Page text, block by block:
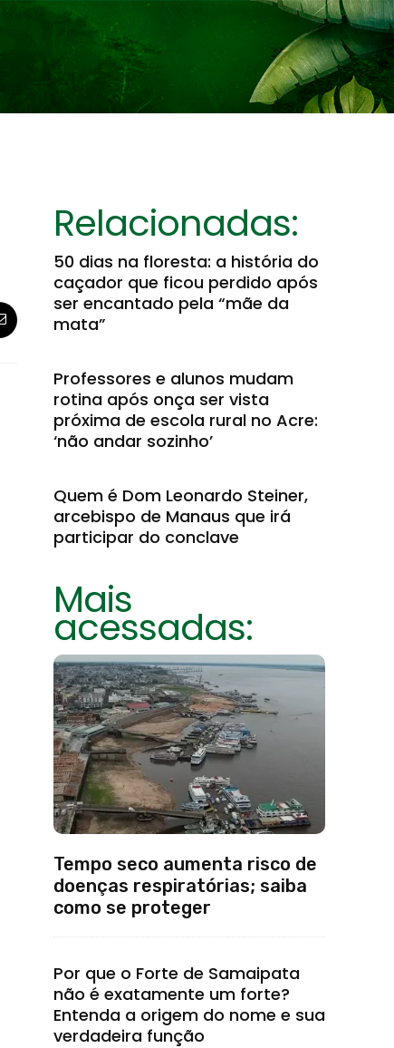
Relacionadas:
50 dias na floresta: a história do
caçador que ficou perdido após
ser encantado pela “mãe da
mata”
Professores e alunos mudam
rotina após onça ser vista
próxima de escola rural no Acre:
‘não andar sozinho’
Quem é Dom Leonardo Steiner,
arcebispo de Manaus que irá
participar do conclave
Mais
acessadas:
Tempo seco aumenta risco de
doenças respiratórias; saiba
como se proteger
Por que o Forte de Samaipata
não é exatamente um forte?
Entenda a origem do nome e sua
verdadeira função